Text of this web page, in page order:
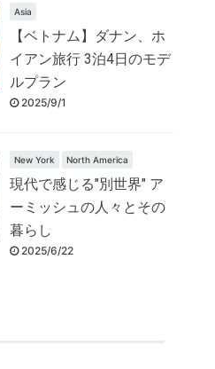
Asia
【ベトナム】ダナン、ホ
イアン旅行 3泊4日のモデ
ルプラン
2025/9/1
New York North America
現代で感じる"別世界" ア
ーミッシュの人々とその
暮らし
2025/6/22